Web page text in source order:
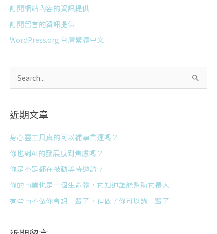
訂閱網站內容的資訊提供
訂閱留言的資訊提供
WordPress.org 台灣繁體中文
鍵
字
:
近期文章
身心靈工具真的可以補事業運嗎？
你也對AI的發展感到焦慮嗎？
你是不是都在被動等待邀請？
你的事業也是一個生命體，它知道誰能幫助它長大
有些事不做你會想一輩子，但做了你可以講一輩子